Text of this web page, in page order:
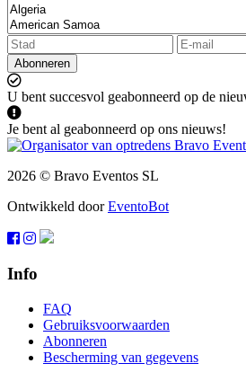
Abonneren
U bent succesvol geabonneerd op de
Je bent al geabonneerd op ons nieuws!
2026 © Bravo Eventos SL
Ontwikkeld doorEventoBot
Info
FAQ
Gebruiksvoorwaarden
Abonneren
Bescherming van gegevens